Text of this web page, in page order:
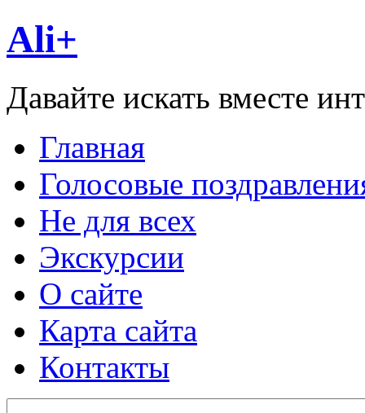
Ali+
Давайте искать вместе
Главная
Голосовые
Не для всех
Экскурсии
О сайте
Карта сайта
Контакты